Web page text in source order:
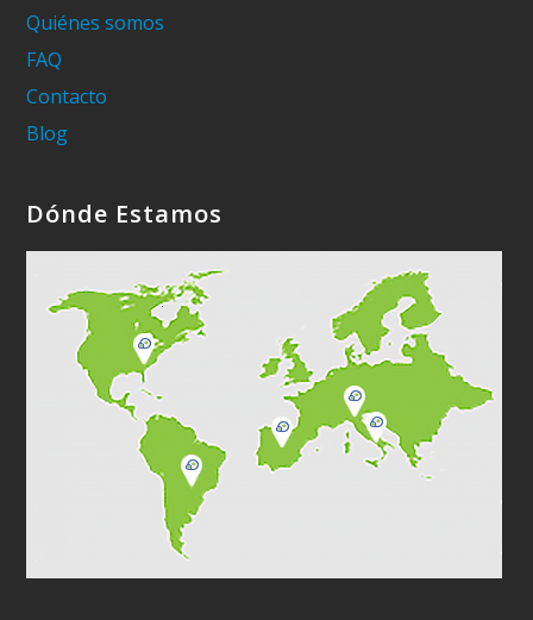
Quiénes somos
FAQ
Contacto
Blog
Dónde Estamos